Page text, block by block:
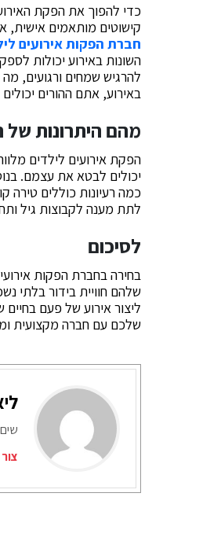
כדי להפוך את הפקת
קישוטים מותאמים אישית,
חברת הפקות אירועים
השונות באירוע יכולות
להרגיש שמחים ורגועים,
באירוע, אתם ההורים
מהם היתרונות של
הפקת אירועים לילדים
יכולים לבטא את עצמם.
כמה רעיונות כוללים טירה
לתת מענה לקבוצות גיל
לסיכום
בחירה בחברת הפקות
שלהם חוויית בידור בלתי
ליצור אירוע של פעם
שלכם עם חברה מקצועית